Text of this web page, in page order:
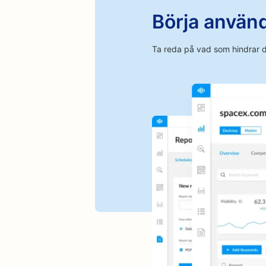
SEO för Chemical Peel-tjänster
SEO för konsultföretag
SEO för valutaväxlingstjänster
SEO för cupcakebutiker
SEO för kemtvättar
Börja
Ta reda på vad som hindrar